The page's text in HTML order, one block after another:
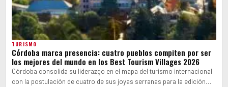
TURISMO
Córdoba marca presencia: cuatro pueblos compiten por ser
los mejores del mundo en los Best Tourism Villages 2026
Córdoba consolida su liderazgo en el mapa del turismo internacional
con la postulación de cuatro de sus joyas serranas para la edición…